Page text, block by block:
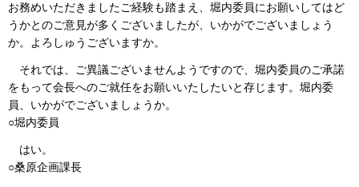
お務めいただきましたご経験も踏まえ、堀内委員にお願いしてはど
うかとのご意見が多くございましたが、いかがでございましょう
か。よろしゅうございますか。
それでは、ご異議ございませんようですので、堀内委員のご承諾
をもって会長へのご就任をお願いいたしたいと存じます。堀内委
員、いかがでございましょうか。
○堀内委員
はい。
○桑原企画課長